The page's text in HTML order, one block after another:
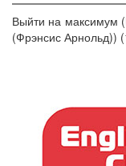
Выйти на максимум
(Фрэнсис Арнольд))